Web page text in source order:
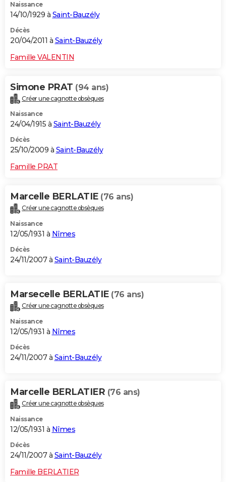
Naissance
14/10/1929 à Saint-Bauzély
Décès
20/04/2011 à Saint-Bauzély
Famille VALENTIN
Simone PRAT (94 ans)
Créer une cagnotte obsèques
Naissance
24/04/1915 à Saint-Bauzély
Décès
25/10/2009 à Saint-Bauzély
Famille PRAT
Marcelle BERLATIE (76 ans)
Créer une cagnotte obsèques
Naissance
12/05/1931 à Nîmes
Décès
24/11/2007 à Saint-Bauzély
Marsecelle BERLATIE (76 ans)
Créer une cagnotte obsèques
Naissance
12/05/1931 à Nîmes
Décès
24/11/2007 à Saint-Bauzély
Marcelle BERLATIER (76 ans)
Créer une cagnotte obsèques
Naissance
12/05/1931 à Nîmes
Décès
24/11/2007 à Saint-Bauzély
Famille BERLATIER